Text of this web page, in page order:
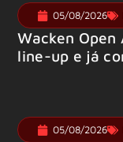
05/08/2026
Wacken
line-up e já
05/08/2026